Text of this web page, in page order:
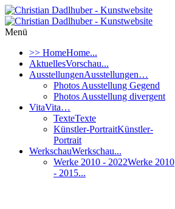
Menü
>> HomeHome...
AktuellesVorschau...
AusstellungenAusstellungen…
Photos Ausstellung Gegend
Photos Ausstellung divergent
VitaVita…
TexteTexte
Künstler-PortraitKünstler-
Portrait
WerkschauWerkschau...
Werke 2010 - 2022Werke 2010
- 2015...